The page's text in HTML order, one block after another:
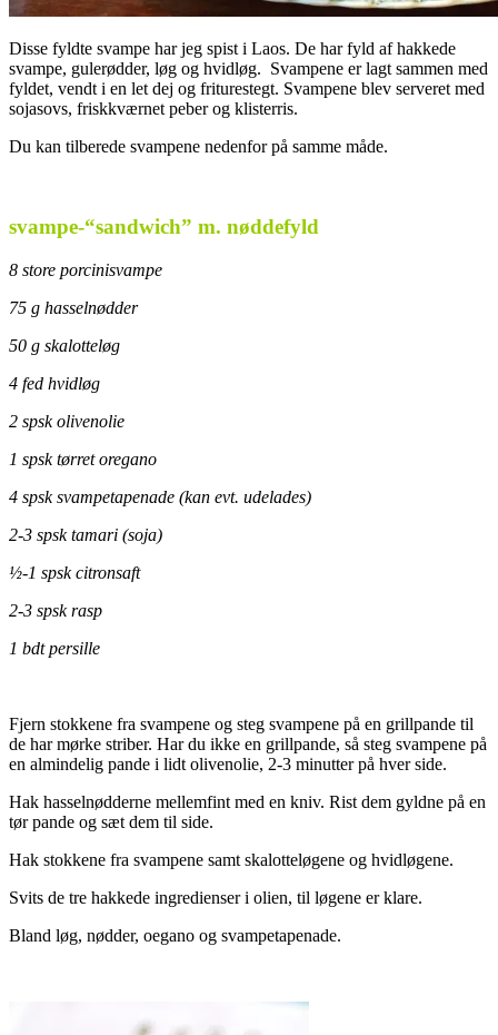
Disse fyldte svampe har jeg spist i Laos. De har fyld af hakkede
svampe, gulerødder, løg og hvidløg. Svampene er lagt sammen med
fyldet, vendt i en let dej og friturestegt. Svampene blev serveret med
sojasovs, friskkværnet peber og klisterris.
Du kan tilberede svampene nedenfor på samme måde.
svampe-“sandwich” m. nøddefyld
8 store porcinisvampe
75 g hasselnødder
50 g skalotteløg
4 fed hvidløg
2 spsk olivenolie
1 spsk tørret oregano
4 spsk svampetapenade (kan evt. udelades)
2-3 spsk tamari (soja)
½-1 spsk citronsaft
2-3 spsk rasp
1 bdt persille
Fjern stokkene fra svampene og steg svampene på en grillpande til
de har mørke striber. Har du ikke en grillpande, så steg svampene på
en almindelig pande i lidt olivenolie, 2-3 minutter på hver side.
Hak hasselnødderne mellemfint med en kniv. Rist dem gyldne på en
tør pande og sæt dem til side.
Hak stokkene fra svampene samt skalotteløgene og hvidløgene.
Svits de tre hakkede ingredienser i olien, til løgene er klare.
Bland løg, nødder, oegano og svampetapenade.